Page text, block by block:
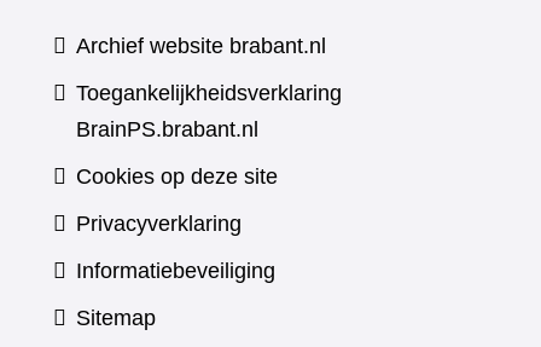
Archief website brabant.nl
Toegankelijkheidsverklaring
BrainPS.brabant.nl
Cookies op deze site
Privacyverklaring
Informatiebeveiliging
Sitemap